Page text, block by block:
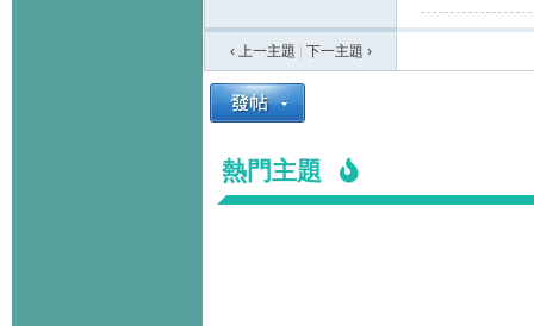
‹ 上一主題 下一主題 ›
熱門主題